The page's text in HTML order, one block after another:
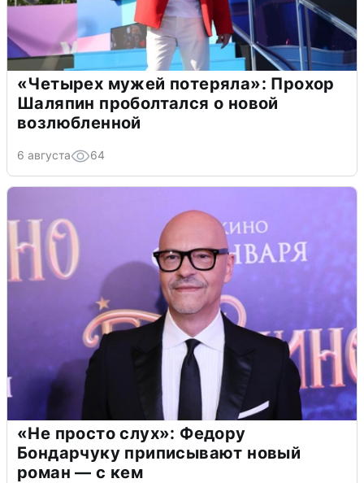
«Четырех мужей потеряла»: Прохор
Шаляпин проболтался о новой
возлюбленной
6 августа 64
«Не просто слух»: Федору
Бондарчуку приписывают новый
роман — с кем